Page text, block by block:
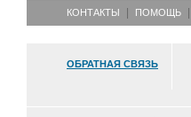
КОНТАКТЫ ПОМОЩЬ
ОБРАТНАЯ СВЯЗЬ